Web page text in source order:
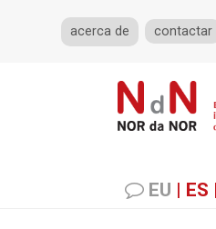
acerca de contactar
EU | ES |